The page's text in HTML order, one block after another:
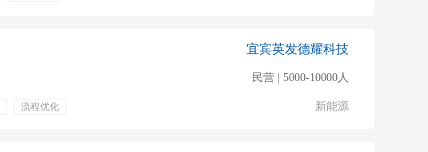
流程优化
宜宾英发德耀科技
民营 | 5000-10000人
新能源